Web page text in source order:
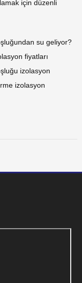
için düzenli
su geliyor?
fiyatları
izolasyon
izolasyon